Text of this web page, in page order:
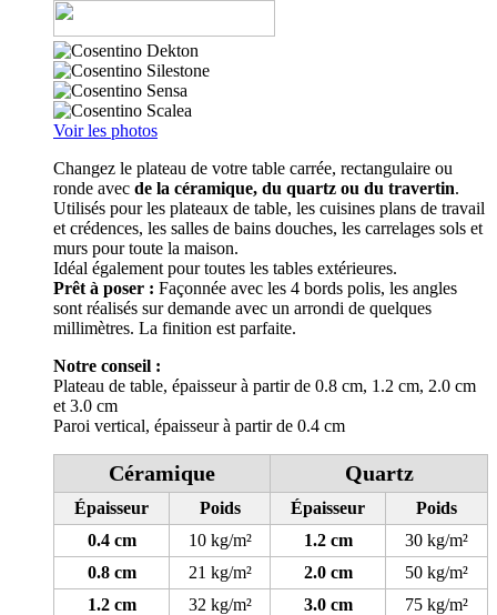
Voir les photos
Changez le plateau de votre table carrée, rectangulaire ou
ronde avec de la céramique, du quartz ou du travertin.
Utilisés pour les plateaux de table, les cuisines plans de travail
et crédences, les salles de bains douches, les carrelages sols et
murs pour toute la maison.
Idéal également pour toutes les tables extérieures.
Prêt à poser : Façonnée avec les 4 bords polis, les angles
sont réalisés sur demande avec un arrondi de quelques
millimètres. La finition est parfaite.
Notre conseil :
Plateau de table, épaisseur à partir de 0.8 cm, 1.2 cm, 2.0 cm
et 3.0 cm
Paroi vertical, épaisseur à partir de 0.4 cm
Céramique Quartz
Épaisseur Poids Épaisseur
Poids
0.4 cm
10 kg/m² 1.2 cm
30 kg/m²
0.8 cm
21 kg/m² 2.0 cm
50 kg/m²
1.2 cm
32 kg/m² 3.0 cm
75 kg/m²